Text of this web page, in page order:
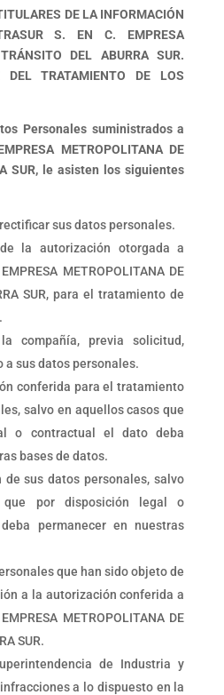
DE LA INFORMACIÓN
S. EN C. EMPRESA
DEL ABURRA SUR.
DEL TRATAMIENTO DE LOS
Personales suministrados a
METROPOLITANA DE
SUR, le asisten los siguientes
sus datos personales.
la autorización otorgada a
METROPOLITANA DE
SUR, para el tratamiento de
compañía, previa solicitud,
a sus datos personales.
conferida para el tratamiento
salvo en aquellos casos que
o contractual el dato deba
bases de datos.
sus datos personales, salvo
por disposición legal o
permanecer en nuestras
que han sido objeto de
a la autorización conferida a
METROPOLITANA DE
SUR.
de Industria y
a lo dispuesto en la